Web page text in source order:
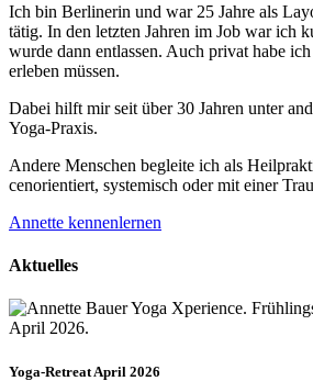
Ich bin Berlinerin und war 25 Jahre als
tätig. In den letzten Jahren im Job war ich
wurde dann ent­lassen. Auch privat habe
erleben müssen.
Dabei hilft mir seit über 30 Jahren unter
Yoga-Praxis.
Andere Menschen begleite ich als
cenorien­tiert, systemisch oder mit einer
Annette kennenlernen
Aktuelles
Yoga-Retreat April 2026